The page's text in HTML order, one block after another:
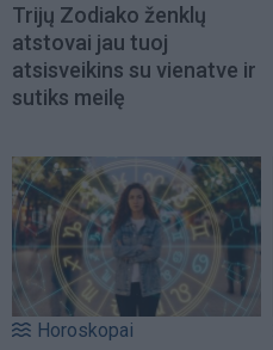
Trijų Zodiako ženklų
atstovai jau tuoj
atsisveikins su vienatve ir
sutiks meilę
Horoskopai